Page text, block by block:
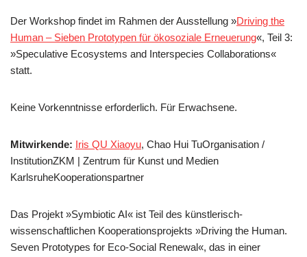
Der Workshop findet im Rahmen der Ausstellung »Driving the
Human – Sieben Prototypen für ökosoziale Erneuerung«, Teil 3:
»Speculative Ecosystems and Interspecies Collaborations«
statt.
Keine Vorkenntnisse erforderlich. Für Erwachsene.
Mitwirkende: Iris QU Xiaoyu, Chao Hui TuOrganisation /
InstitutionZKM | Zentrum für Kunst und Medien
KarlsruheKooperationspartner
Das Projekt »Symbiotic AI« ist Teil des künstlerisch-
wissenschaftlichen Kooperationsprojekts »Driving the Human.
Seven Prototypes for Eco-Social Renewal«, das in einer